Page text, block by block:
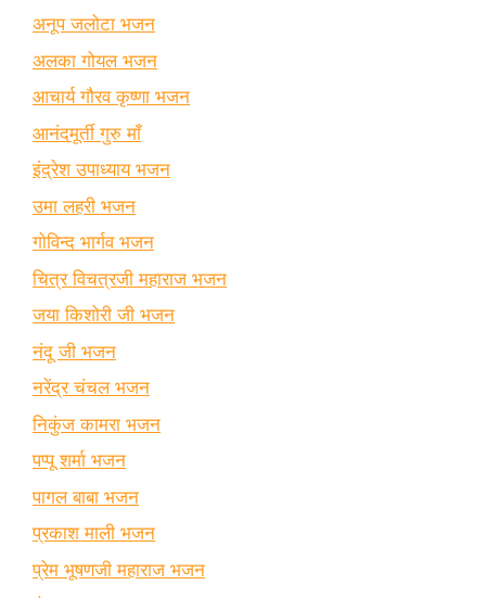
अनूप जलोटा भजन
अलका गोयल भजन
आचार्य गौरव कृष्णा भजन
आनंदमूर्ती गुरु माँ
इंद्रेश उपाध्याय भजन
उमा लहरी भजन
गोविन्द भार्गव भजन
चित्र विचत्रजी महाराज भजन
जया किशोरी जी भजन
नंदू जी भजन
नरेंद्र चंचल भजन
निकुंज कामरा भजन
पप्पू शर्मा भजन
पागल बाबा भजन
प्रकाश माली भजन
प्रेम भूषणजी महाराज भजन